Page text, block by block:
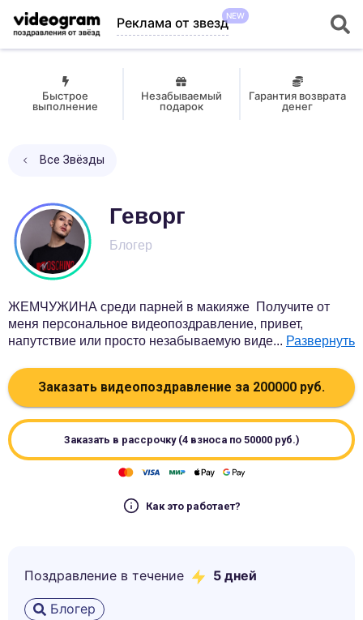
Реклама от звездNEW
Быстрое
выполнение
Незабываемый
подарок
Гарантия возврата
денег
Все Звёзды
Геворг
Блогер
ЖЕМЧУЖИНА среди парней в макияже Получите от
меня персональное видеопоздравление, привет,
напутствие или просто незабываемую виде... Развернуть
Заказать видеопоздравление за 200000 руб.
Заказать в рассрочку (4 взноса по 50000руб.)
Как это работает?
Поздравление в течение 5 дней
Блогер